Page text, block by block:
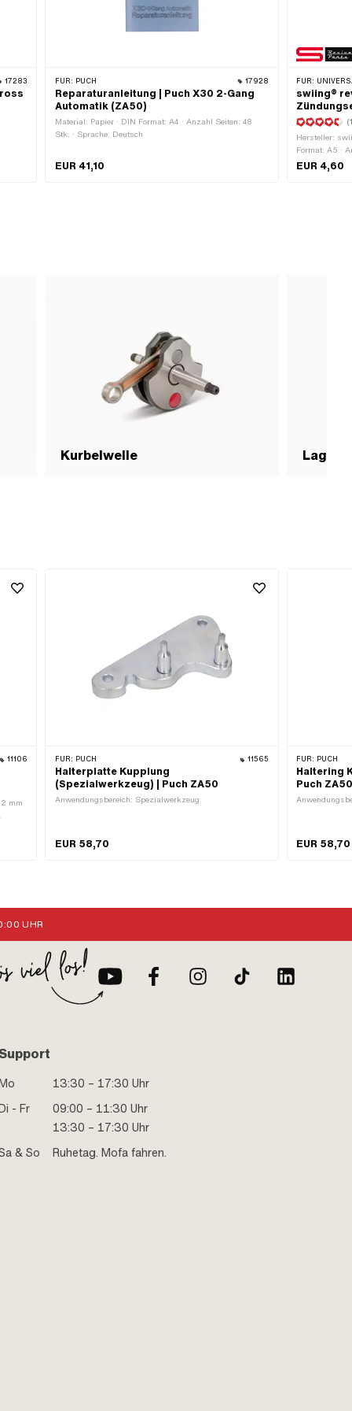
17283 FÜR: PUCH 17928
Reparaturanleitung | Puch X30 2-Gang
Automatik (ZA50)
Material: Papier · DIN Format: A4 · Anzahl Seiten: 48
Stk. · Sprache: Deutsch
EUR 41,10
FÜR: UNIVERSAL ·
swiing®
Hersteller:
Format: A5 ·
EUR 4,60
Kurbelwelle Lager
11106
mm
FÜR: PUCH 11565
Halterplatte Kupplung
(Spezialwerkzeug) | Puch ZA50
Anwendungsbereich: Spezialwerkzeug
EUR 58,70
FÜR: PUCH
Haltering
Puch
EUR 58,70
UHR
13:30 – 17:30 Uhr
- Fr
09:00 – 11:30 Uhr
13:30 – 17:30 Uhr
& So
Ruhetag. Mofa fahren.